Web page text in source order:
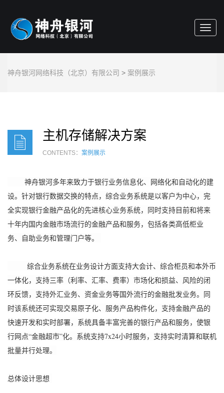
神舟银河网络科技（北京）有限公司 > 案例展示
主机存储解决方案
CONTENTS： 案例展示
神舟银河多年来致力于银行业务信息化、网络化和自动化的建
设。针对银行数据交换的特点，综合业务系统是以客户为中心，完
全实现银行金融产品化的先进核心业务系统，同时支持目前和将来
十年内国内金融市场流行的金融产品和服务，包括各类高低柜业
务、自助业务和管理门户等。
综合业务系统在业务设计方面支持大会计、综合柜员和本外币
一体化，支持三率（利率、汇率、费率）市场化和损益、风险的闭
环反馈，支持外汇业务、资金业务等国外流行的金融批发业务。同
时该系统还可实现交易原子化、服务产品构件化，支持金融产品的
快速开发和实时部署，系统具备丰富完善的银行产品和服务，使银
行网点“金融超市”化。系统支持7x24小时服务，支持实时清算和联机
批量并行处理。
总体设计思想